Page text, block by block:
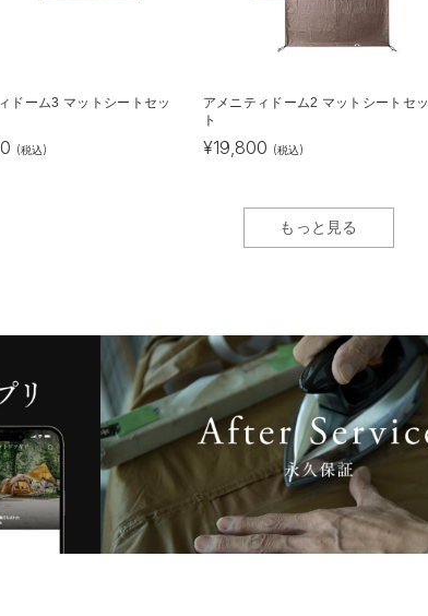
ドーム3 マットシートセッ
(税込)
アメニティドーム2 マットシートセッ
ト
¥19,800 (税込)
もっと見る